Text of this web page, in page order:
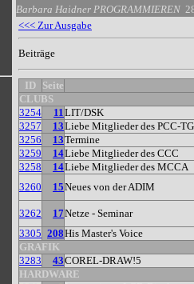
Barbara Haidner PROGRAMMIEREN
<<< Zur Ausgabe
Beiträge
ID Seite
CLUBS
3254
11LIT/DSK
3257
13Liebe Mitglieder des PCC-
3256
13Termine
3259
14Liebe Mitglieder des CCC
3258
14Liebe Mitglieder des MCCA
3260
15Neues von der ADIM
3262 17Netze - Seminar
3305 208His Master's Voice
GRAFIK
3283
43COREL-DRAW!5
HARDWARE